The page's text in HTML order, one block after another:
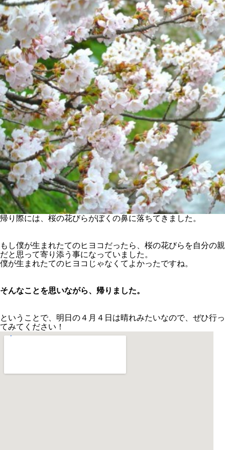
帰り際には、桜の花びらがぼくの鼻に落ちてきました。
もし僕が生まれたてのヒヨコだったら、桜の花びらを自分の親
だと思って寄り添う事になっていました。
僕が生まれたてのヒヨコじゃなくてよかったですね。
そんなことを思いながら、帰りました。
ということで、明日の４月４日は晴れみたいなので、ぜひ行っ
てみてください！